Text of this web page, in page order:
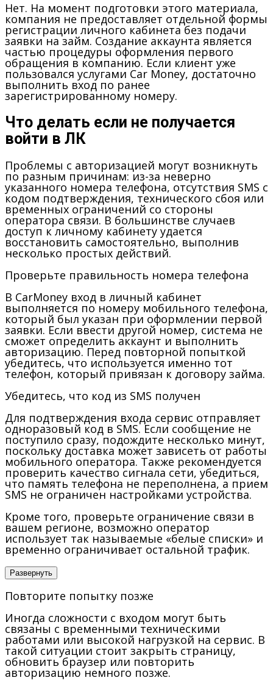
Нет. На момент подготовки этого материала,
компания не предоставляет отдельной формы
регистрации личного кабинета без подачи
заявки на займ. Создание аккаунта является
частью процедуры оформления первого
обращения в компанию. Если клиент уже
пользовался услугами Car Money, достаточно
выполнить вход по ранее
зарегистрированному номеру.
Что делать если не получается
войти в ЛК
Проблемы с авторизацией могут возникнуть
по разным причинам: из-за неверно
указанного номера телефона, отсутствия SMS с
кодом подтверждения, технического сбоя или
временных ограничений со стороны
оператора связи. В большинстве случаев
доступ к личному кабинету удается
восстановить самостоятельно, выполнив
несколько простых действий.
Проверьте правильность номера телефона
В CarMoney вход в личный кабинет
выполняется по номеру мобильного телефона,
который был указан при оформлении первой
заявки. Если ввести другой номер, система не
сможет определить аккаунт и выполнить
авторизацию. Перед повторной попыткой
убедитесь, что используется именно тот
телефон, который привязан к договору займа.
Убедитесь, что код из SMS получен
Для подтверждения входа сервис отправляет
одноразовый код в SMS. Если сообщение не
поступило сразу, подождите несколько минут,
поскольку доставка может зависеть от работы
мобильного оператора. Также рекомендуется
проверить качество сигнала сети, убедиться,
что память телефона не переполнена, а прием
SMS не ограничен настройками устройства.
Кроме того, проверьте ограничение связи в
вашем регионе, возможно оператор
использует так называемые «белые списки» и
временно ограничивает остальной трафик.
Развернуть
Повторите попытку позже
Иногда сложности с входом могут быть
связаны с временными техническими
работами или высокой нагрузкой на сервис. В
такой ситуации стоит закрыть страницу,
обновить браузер или повторить
авторизацию немного позже.